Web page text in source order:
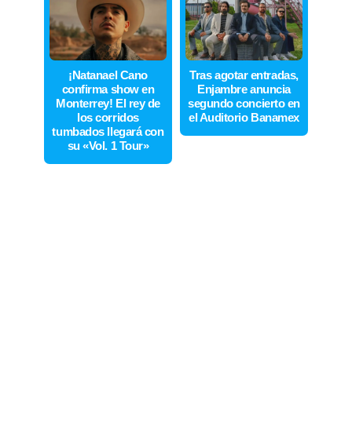
¡Natanael Cano
confirma show en
Monterrey! El rey de
los corridos
tumbados llegará con
su «Vol. 1 Tour»
Tras agotar entradas,
Enjambre anuncia
segundo concierto en
el Auditorio Banamex